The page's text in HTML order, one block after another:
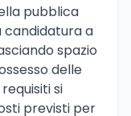
pubblica
candidatura a
spazio
delle
si
previsti per